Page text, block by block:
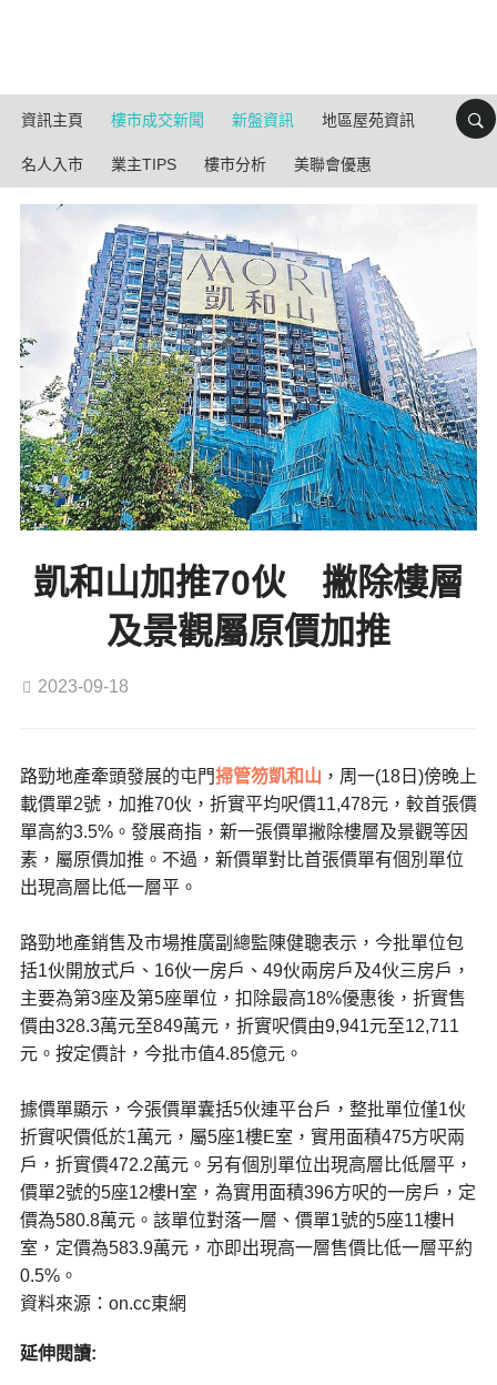
資訊主頁 樓市成交新聞 新盤資訊 地區屋苑資訊
名人入市 業主TIPS 樓市分析 美聯會優惠
凱和山加推70伙 撇除樓層
及景觀屬原價加推
2023-09-18
路勁地產牽頭發展的屯門掃管笏凱和山 ，周一(18日)傍晚上
載價單2號，加推70伙，折實平均呎價11,478元，較首張價
單高約3.5%。發展商指，新一張價單撇除樓層及景觀等因
素，屬原價加推。不過，新價單對比首張價單有個別單位
出現高層比低一層平。
路勁地產銷售及市場推廣副總監陳健聰表示，今批單位包
括1伙開放式戶、16伙一房戶、49伙兩房戶及4伙三房戶，
主要為第3座及第5座單位，扣除最高18%優惠後，折實售
價由328.3萬元至849萬元，折實呎價由9,941元至12,711
元。按定價計，今批市值4.85億元。
據價單顯示，今張價單囊括5伙連平台戶，整批單位僅1伙
折實呎價低於1萬元，屬5座1樓E室，實用面積475方呎兩
戶，折實價472.2萬元。另有個別單位出現高層比低層平，
價單2號的5座12樓H室，為實用面積396方呎的一房戶，定
價為580.8萬元。該單位對落一層、價單1號的5座11樓H
室，定價為583.9萬元，亦即出現高一層售價比低一層平約
0.5%。
資料來源：on.cc東網
延伸閱讀: